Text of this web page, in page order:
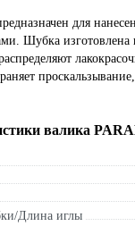
для
Шубка изготовлена
валика
Длина иглы